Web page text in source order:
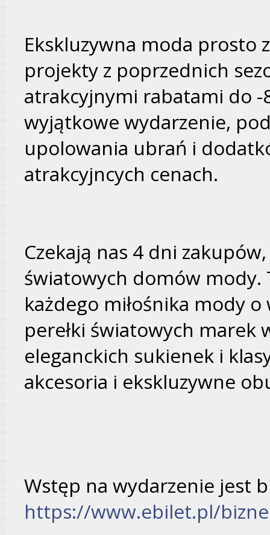
Ekskluzywna moda prosto
projekty z poprzednich
atrakcyjnymi rabatami do
wyjątkowe wydarzenie,
upolowania ubrań i
atrakcyjncych cenach.
Czekają nas 4 dni
światowych domów mody.
każdego miłośnika mody
perełki światowych marek
eleganckich sukienek i
akcesoria i ekskluzywne
Wstęp na wydarzenie jest
https://www.ebilet.pl/